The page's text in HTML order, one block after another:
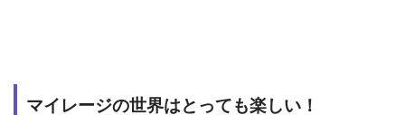
マイレージの世界はとっても楽しい！